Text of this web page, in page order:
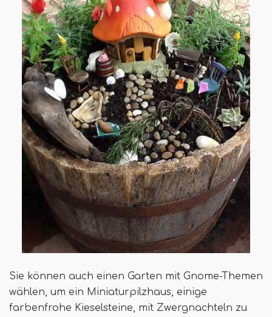
Sie können auch einen Garten mit Gnome-Themen
wählen, um ein Miniaturpilzhaus, einige
farbenfrohe Kieselsteine, mit Zwergnachteln zu